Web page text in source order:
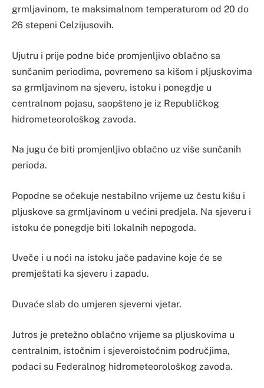
grmljavinom, te maksimalnom temperaturom od 20 do
26 stepeni Celzijusovih.
Ujutru i prije podne biće promjenljivo oblačno sa
sunčanim periodima, povremeno sa kišom i pljuskovima
sa grmljavinom na sjeveru, istoku i ponegdje u
centralnom pojasu, saopšteno je iz Republičkog
hidrometeorološkog zavoda.
Na jugu će biti promjenljivo oblačno uz više sunčanih
perioda.
Popodne se očekuje nestabilno vrijeme uz čestu kišu i
pljuskove sa grmljavinom u većini predjela. Na sjeveru i
istoku će ponegdje biti lokalnih nepogoda.
Uveče i u noći na istoku jače padavine koje će se
premještati ka sjeveru i zapadu.
Duvaće slab do umjeren sjeverni vjetar.
Jutros je pretežno oblačno vrijeme sa pljuskovima u
centralnim, istočnim i sjeveroistočnim područjima,
podaci su Federalnog hidrometeorološkog zavoda.